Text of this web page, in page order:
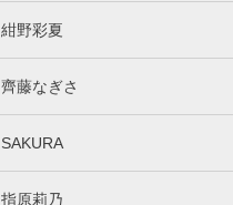
紺野彩夏
齊藤なぎさ
SAKURA
指原莉乃